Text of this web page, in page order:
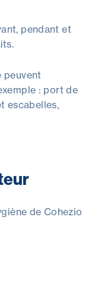
pendant et
peuvent
: port de
escabelles,
de Cohezio